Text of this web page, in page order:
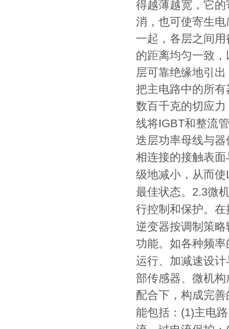
得越薄越宽，它
消，也可使寄生
一起，各层之间
的距离均匀一致
层可靠绝缘地引
把主电路中的所
数百千克的切应
线将IGBT和整流
迭层功率母线与
相连接的接触表
级地减小，从而使
最佳状态。 2.3微
行控制和保护。
逆变器按调制策
功能。如各种频
运行、加减速设
部传感器、微机
配合下，构成完
能包括： (1)主电